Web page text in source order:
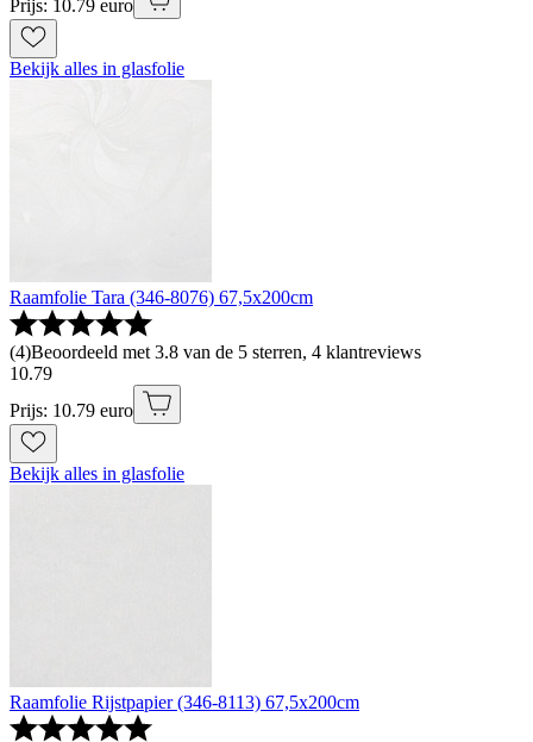
Prijs: 10.79 euro
Bekijk alles in glasfolie
Raamfolie Tara (346-8076) 67,5x200cm
(4)Beoordeeld met 3.8 van de 5 sterren, 4 klantreviews
10.79
Prijs: 10.79 euro
Bekijk alles in glasfolie
Raamfolie Rijstpapier (346-8113) 67,5x200cm